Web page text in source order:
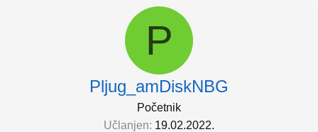
P
Pljug_amDiskNBG
Početnik
Učlanjen 19.02.2022.